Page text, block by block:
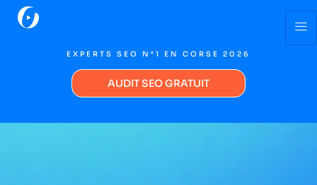
EXPERTS SEO N°1 EN CORSE 2026
AUDIT SEO GRATUIT